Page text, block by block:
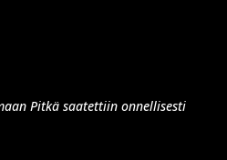
Pitkä saatettiin onnellisesti